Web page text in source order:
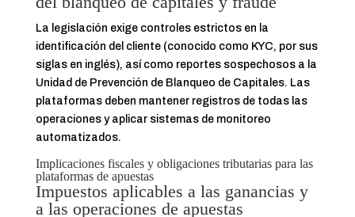
La legislación exige controles estrictos en la
identificación del cliente (conocido como KYC, por sus
siglas en inglés), así como reportes sospechosos a la
Unidad de Prevención de Blanqueo de Capitales. Las
plataformas deben mantener registros de todas las
operaciones y aplicar sistemas de monitoreo
automatizados.
Implicaciones fiscales y obligaciones tributarias para las
plataformas de apuestas
Impuestos aplicables a las ganancias y
a las operaciones de apuestas